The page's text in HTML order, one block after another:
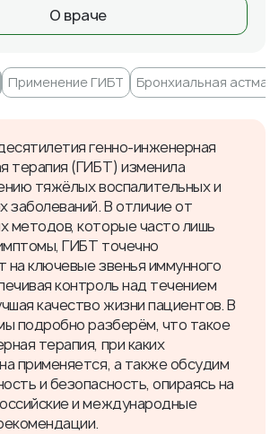
О враче
​Применение ГИБТ ​Бронхиальная астма
генно-инженерная
терапия (ГИБТ) изменила
тяжёлых воспалительных и
заболеваний. В отличие от
методов, которые часто лишь
ГИБТ точечно
на ключевые звенья иммунного
контроль над течением
качество жизни пациентов. В
подробно разберём, что такое
терапия, при каких
применяется, а также обсудим
и безопасность, опираясь на
и международные